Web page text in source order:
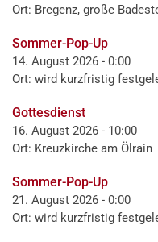
Ort: Bregenz, große
Sommer-Pop-Up
14. August 2026 - 0:00
Ort: wird kurzfristig
Gottesdienst
16. August 2026 - 10:00
Ort: Kreuzkirche am Ölrain
Sommer-Pop-Up
21. August 2026 - 0:00
Ort: wird kurzfristig